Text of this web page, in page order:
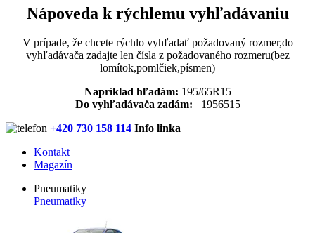
Nápoveda k rýchlemu vyhľadávaniu
V prípade, že chcete rýchlo vyhľadať požadovaný rozmer,do
vyhľadávača zadajte len čísla z požadovaného rozmeru(bez
lomítok,pomlčiek,písmen)
Napríklad hľadám: 195/65R15
Do vyhľadávača zadám: 1956515
+420 730 158 114 Info linka
Kontakt
Magazín
Pneumatiky
Pneumatiky